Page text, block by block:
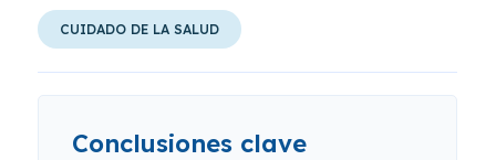
CUIDADO DE LA SALUD
Conclusiones clave